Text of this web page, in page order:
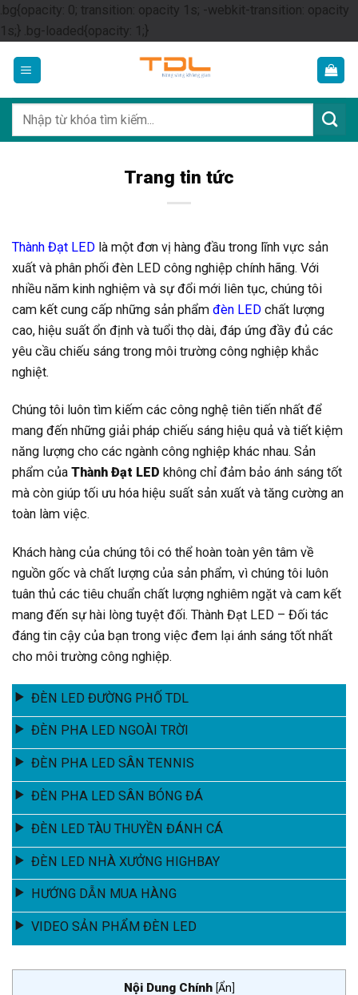
.bg{opacity: 0; transition: opacity 1s; -webkit-transition: opacity
1s;} .bg-loaded{opacity: 1;}Skip
content
kiếm:
Trang tin tức
Thành Đạt LED là một đơn vị hàng đầu trong lĩnh vực sản
xuất và phân phối đèn LED công nghiệp chính hãng. Với
nhiều năm kinh nghiệm và sự đổi mới liên tục, chúng tôi
cam kết cung cấp những sản phẩm đèn LED chất lượng
cao, hiệu suất ổn định và tuổi thọ dài, đáp ứng đầy đủ các
yêu cầu chiếu sáng trong môi trường công nghiệp khắc
nghiệt.
Chúng tôi luôn tìm kiếm các công nghệ tiên tiến nhất để
mang đến những giải pháp chiếu sáng hiệu quả và tiết kiệm
năng lượng cho các ngành công nghiệp khác nhau. Sản
phẩm của Thành Đạt LED không chỉ đảm bảo ánh sáng tốt
mà còn giúp tối ưu hóa hiệu suất sản xuất và tăng cường an
toàn làm việc.
Khách hàng của chúng tôi có thể hoàn toàn yên tâm về
nguồn gốc và chất lượng của sản phẩm, vì chúng tôi luôn
tuân thủ các tiêu chuẩn chất lượng nghiêm ngặt và cam kết
mang đến sự hài lòng tuyệt đối. Thành Đạt LED – Đối tác
đáng tin cậy của bạn trong việc đem lại ánh sáng tốt nhất
cho môi trường công nghiệp.
ĐÈN LED ĐƯỜNG PHỐ TDL
ĐÈN PHA LED NGOÀI TRỜI
ĐÈN PHA LED SÂN TENNIS
ĐÈN PHA LED SÂN BÓNG ĐÁ
ĐÈN LED TÀU THUYỀN ĐÁNH CÁ
ĐÈN LED NHÀ XƯỞNG HIGHBAY
HƯỚNG DẪN MUA HÀNG
VIDEO SẢN PHẨM ĐÈN LED
Nội Dung Chính [Ẩn]